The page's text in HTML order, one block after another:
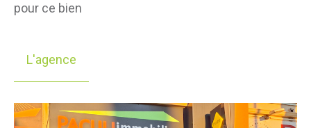
pour ce bien
L'agence